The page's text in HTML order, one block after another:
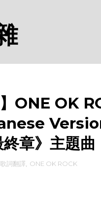
】ONE OK
章》主題曲
歌詞翻譯 ONE OK ROCK